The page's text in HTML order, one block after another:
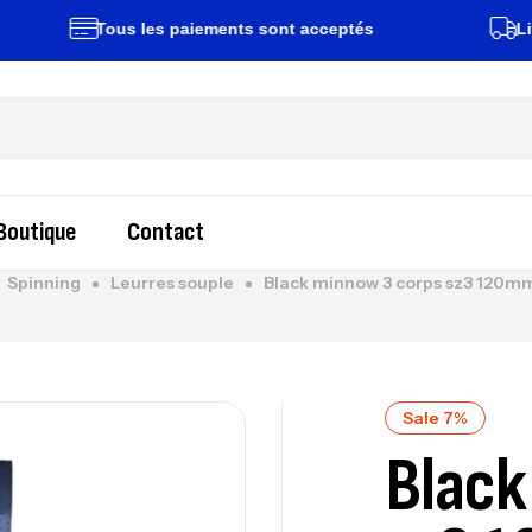
Tous les paiements sont acceptés
Contact
Spinning Leurres souple Black minnow 3 corps sz3
Sale 7%